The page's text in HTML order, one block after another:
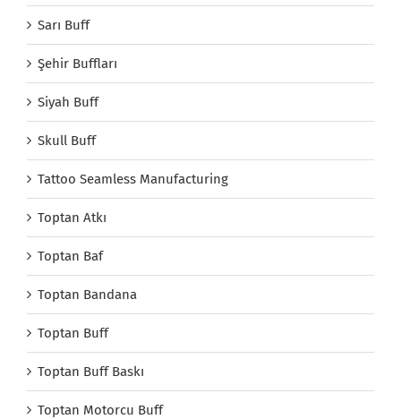
Sarı Buff
Şehir Buffları
Siyah Buff
Skull Buff
Tattoo Seamless Manufacturing
Toptan Atkı
Toptan Baf
Toptan Bandana
Toptan Buff
Toptan Buff Baskı
Toptan Motorcu Buff